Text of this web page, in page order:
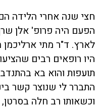
חצי שנה אחרי הלידה
הפעם היה פרופ' אלן
לארץ. ד"ר מתי ארליכמן
היו רופאים רבים
תועפות והוא בא
התברר לי שנוצר קשר
וכשאותו רב חלה בסרטן,